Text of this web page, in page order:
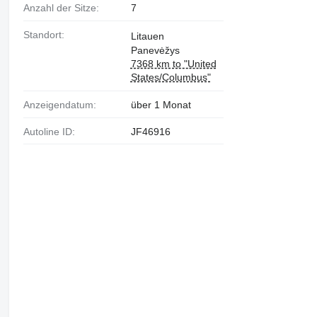
Anzahl der Sitze: 7
Standort:
Litauen
Panevėžys
7368 km to "United
States/Columbus"
Anzeigendatum: über 1 Monat
Autoline ID: JF46916